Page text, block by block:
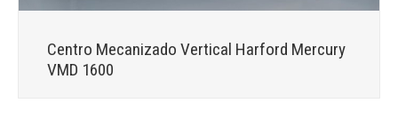
Centro Mecanizado Vertical Harford Mercury
VMD 1600